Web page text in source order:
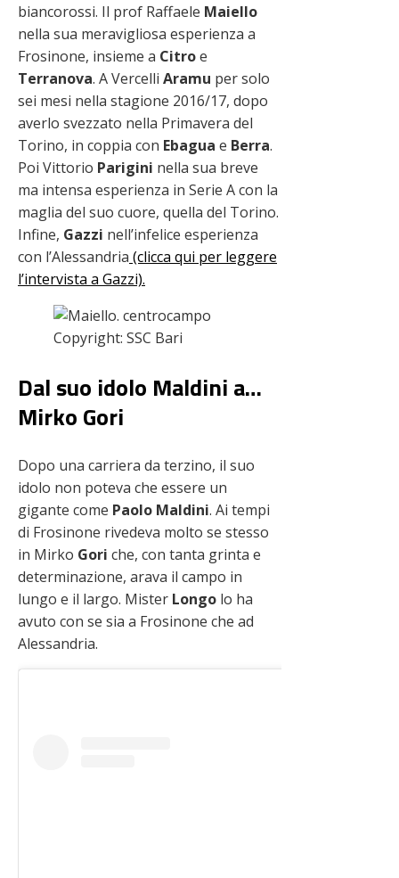
biancorossi. Il prof Raffaele Maiello
nella sua meravigliosa esperienza a
Frosinone, insieme a Citroe
Terranova. A Vercelli Aramu per solo
sei mesi nella stagione 2016/17, dopo
averlo svezzato nella Primavera del
Torino, in coppia con Ebagua e Berra.
Poi Vittorio Parigini nella sua breve
ma intensa esperienza in Serie A con la
maglia del suo cuore, quella del Torino.
Infine, Gazzi nell’infelice esperienza
con l’Alessandria (clicca qui per leggere
l’intervista a Gazzi).
Copyright: SSC Bari
Dal suo idolo Maldini a…
Mirko Gori
Dopo una carriera da terzino, il suo
idolo non poteva che essere un
gigante come Paolo Maldini. Ai tempi
di Frosinone rivedeva molto se stesso
in Mirko Gori che, con tanta grinta e
determinazione, arava il campo in
lungo e il largo. Mister Longo lo ha
avuto con se sia a Frosinone che ad
Alessandria.